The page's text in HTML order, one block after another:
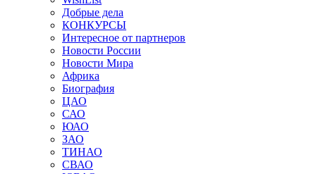
Добрые дела
КОНКУРСЫ
Интересное от партнеров
Новости России
Новости Мира
Африка
Биография
ЦАО
САО
ЮАО
ЗАО
ТИНАО
СВАО